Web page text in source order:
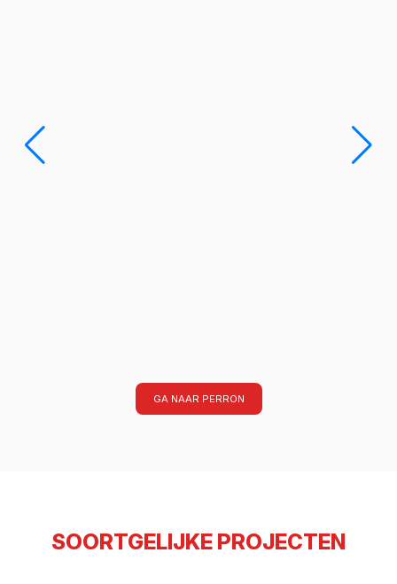
GA NAAR PERRON
SOORTGELIJKE PROJECTEN